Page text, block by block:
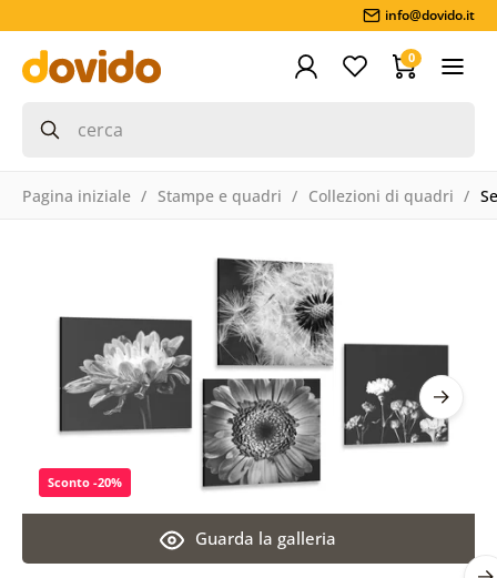
info@dovido.it
0
Pagina iniziale Stampe e quadri Collezioni di quadri
Guarda la galleria
Sconto -20%